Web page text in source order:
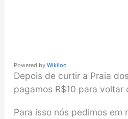
Powered by Wikiloc
Depois de curtir a Praia
pagamos R$10 para voltar
Para isso nós pedimos em